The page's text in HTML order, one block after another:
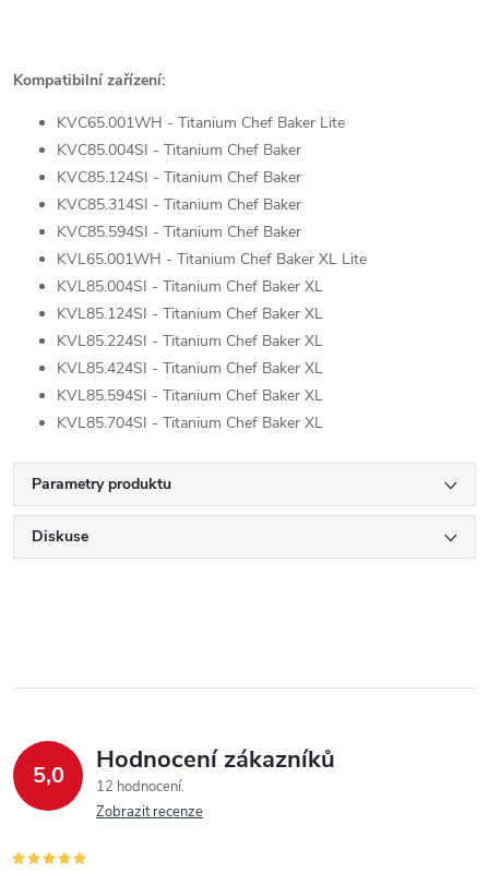
Kompatibilní zařízení:
KVC65.001WH - Titanium Chef Baker Lite
KVC85.004SI - Titanium Chef Baker
KVC85.124SI - Titanium Chef Baker
KVC85.314SI - Titanium Chef Baker
KVC85.594SI - Titanium Chef Baker
KVL65.001WH - Titanium Chef Baker XL Lite
KVL85.004SI - Titanium Chef Baker XL
KVL85.124SI - Titanium Chef Baker XL
KVL85.224SI - Titanium Chef Baker XL
KVL85.424SI - Titanium Chef Baker XL
KVL85.594SI - Titanium Chef Baker XL
KVL85.704SI - Titanium Chef Baker XL
Parametry produktu
Diskuse
5,0 Hodnocení zákazníků
12 hodnocení
Zobrazit recenze